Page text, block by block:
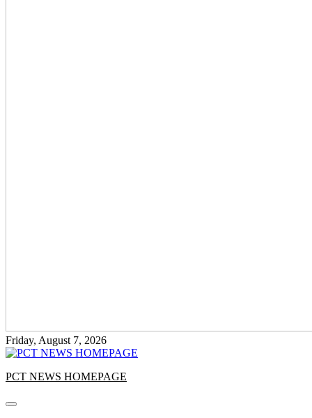
Friday, August 7, 2026
PCT NEWS HOMEPAGE